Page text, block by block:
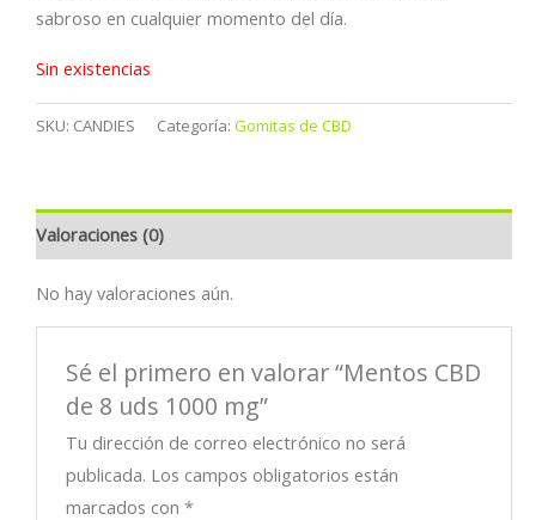
sabroso en cualquier momento del día.
Sin existencias
SKU: CANDIES Categoría: Gomitas de CBD
Valoraciones (0)
No hay valoraciones aún.
Sé el primero en valorar “Mentos CBD
de 8 uds 1000 mg”
Tu dirección de correo electrónico no será
publicada. Los campos obligatorios están
marcados con*